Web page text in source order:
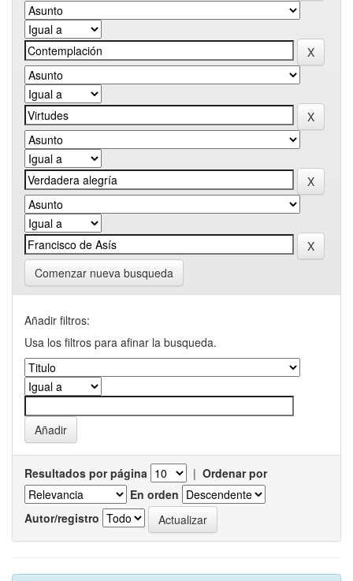
Comenzar nueva busqueda
Añadir filtros:
Usa los filtros para afinar la busqueda.
Resultados por página | Ordenar por
En orden
Autor/registro